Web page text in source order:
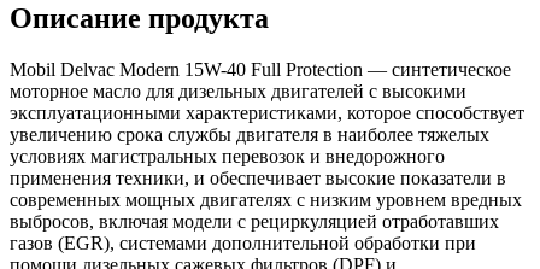
Описание продукта
Mobil Delvac Modern 15W-40 Full Protection — синтетическое
моторное масло для дизельных двигателей с высокими
эксплуатационными характеристиками, которое способствует
увеличению срока службы двигателя в наиболее тяжелых
условиях магистральных перевозок и внедорожного
применения техники, и обеспечивает высокие показатели в
современных мощных двигателях с низким уровнем вредных
выбросов, включая модели с рециркуляцией отработавших
газов (EGR), системами дополнительной обработки при
помощи дизельных сажевых фильтров (DPF) и